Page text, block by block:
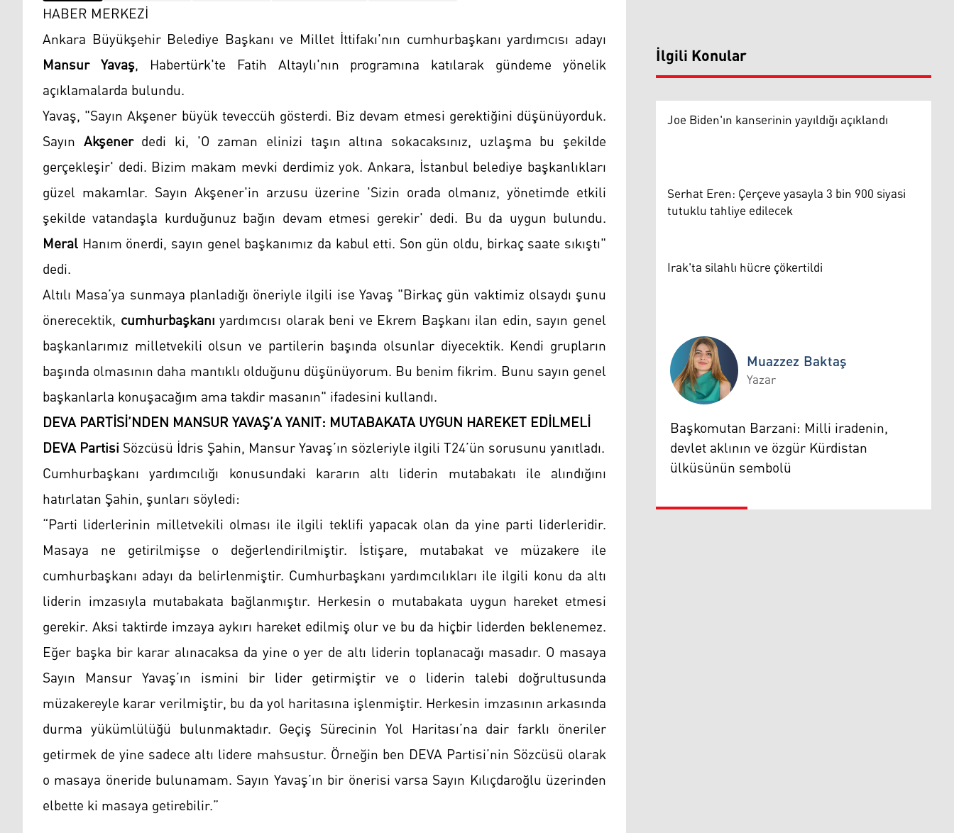
HABER MERKEZİ
Ankara Büyükşehir Belediye Başkanı ve Millet İttifakı'nın cumhurbaşkanı yardımcısı adayı
Mansur Yavaş, Habertürk'te Fatih Altaylı'nın programına katılarak gündeme yönelik
açıklamalarda bulundu.
Yavaş, "Sayın Akşener büyük teveccüh gösterdi. Biz devam etmesi gerektiğini düşünüyorduk.
Sayın Akşenerdedi ki, 'O zaman elinizi taşın altına sokacaksınız, uzlaşma bu şekilde
gerçekleşir' dedi. Bizim makam mevki derdimiz yok. Ankara, İstanbul belediye başkanlıkları
güzel makamlar. Sayın Akşener'in arzusu üzerine 'Sizin orada olmanız, yönetimde etkili
şekilde vatandaşla kurduğunuz bağın devam etmesi gerekir' dedi. Bu da uygun bulundu.
Meral Hanım önerdi, sayın genel başkanımız da kabul etti. Son gün oldu, birkaç saate sıkıştı"
dedi.
Altılı Masa’ya sunmaya planladığı öneriyle ilgili ise Yavaş "Birkaç gün vaktimiz olsaydı şunu
önerecektik, cumhurbaşkanıyardımcısı olarak beni ve Ekrem Başkanı ilan edin, sayın genel
başkanlarımız milletvekili olsun ve partilerin başında olsunlar diyecektik. Kendi grupların
başında olmasının daha mantıklı olduğunu düşünüyorum. Bu benim fikrim. Bunu sayın genel
başkanlarla konuşacağım ama takdir masanın" ifadesini kullandı.
DEVA PARTİSİ’NDEN MANSUR YAVAŞ’A YANIT: MUTABAKATA UYGUN HAREKET EDİLMELİ
DEVA PartisiSözcüsü İdris Şahin, Mansur Yavaş’ın sözleriyle ilgili T24’ün sorusunu yanıtladı.
Cumhurbaşkanı yardımcılığı konusundaki kararın altı liderin mutabakatı ile alındığını
hatırlatan Şahin, şunları söyledi:
“Parti liderlerinin milletvekili olması ile ilgili teklifi yapacak olan da yine parti liderleridir.
Masaya ne getirilmişse o değerlendirilmiştir. İstişare, mutabakat ve müzakere ile
cumhurbaşkanı adayı da belirlenmiştir. Cumhurbaşkanı yardımcılıkları ile ilgili konu da altı
liderin imzasıyla mutabakata bağlanmıştır. Herkesin o mutabakata uygun hareket etmesi
gerekir. Aksi taktirde imzaya aykırı hareket edilmiş olur ve bu da hiçbir liderden beklenemez.
Eğer başka bir karar alınacaksa da yine o yer de altı liderin toplanacağı masadır. O masaya
Sayın Mansur Yavaş’ın ismini bir lider getirmiştir ve o liderin talebi doğrultusunda
müzakereyle karar verilmiştir, bu da yol haritasına işlenmiştir. Herkesin imzasının arkasında
durma yükümlülüğü bulunmaktadır. Geçiş Sürecinin Yol Haritası’na dair farklı öneriler
getirmek de yine sadece altı lidere mahsustur. Örneğin ben DEVA Partisi’nin Sözcüsü olarak
o masaya öneride bulunamam. Sayın Yavaş’ın bir önerisi varsa Sayın Kılıçdaroğlu üzerinden
elbette ki masaya getirebilir.”
İlgili Konular
Joe Biden'ın kanserinin yayıldığı açıklandı
Serhat Eren: Çerçeve yasayla 3 bin 900 siyasi
tutuklu tahliye edilecek
Irak'ta silahlı hücre çökertildi
Muazzez Baktaş
Muazzez Baktaş
Yazar
Başkomutan Barzani: Milli iradenin,
devlet aklının ve özgür Kürdistan
ülküsünün sembolü